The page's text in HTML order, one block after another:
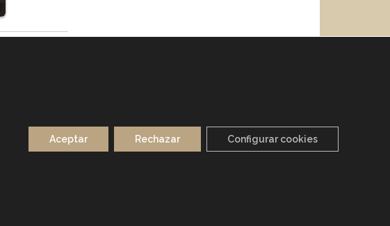
Aceptar Rechazar Configurar cookies